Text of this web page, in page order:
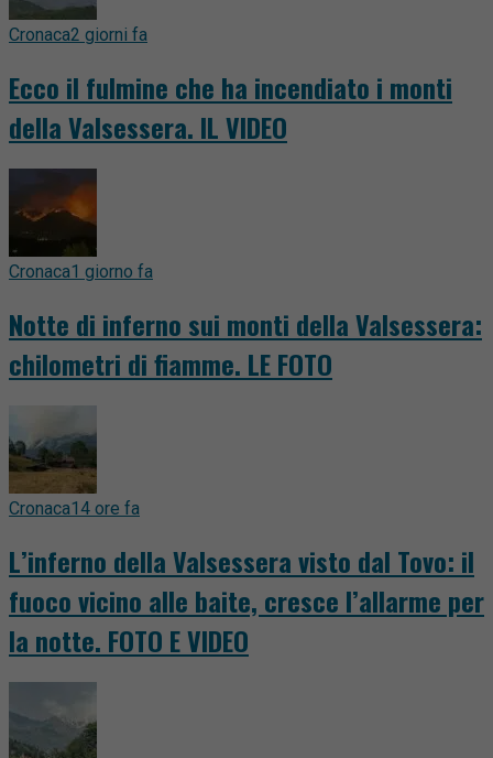
Cronaca2 giorni fa
Ecco il fulmine che ha incendiato i monti
della Valsessera. IL VIDEO
Cronaca1 giorno fa
Notte di inferno sui monti della Valsessera:
chilometri di fiamme. LE FOTO
Cronaca14 ore fa
L’inferno della Valsessera visto dal Tovo: il
fuoco vicino alle baite, cresce l’allarme per
la notte. FOTO E VIDEO